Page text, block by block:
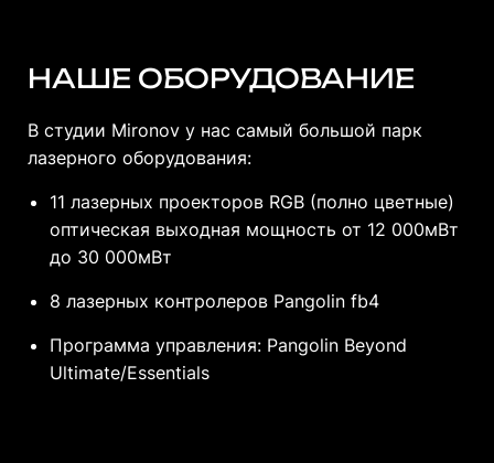
НАШЕ ОБОРУДОВАНИЕ
В студии Mironov у нас самый большой парк
лазерного оборудования:
11 лазерных проекторов RGB (полно цветные)
оптическая выходная мощность от 12 000мВт
до 30 000мВт
8 лазерных контролеров Pangolin fb4
Программа управления: Pangolin Beyond
Ultimate/Essentials